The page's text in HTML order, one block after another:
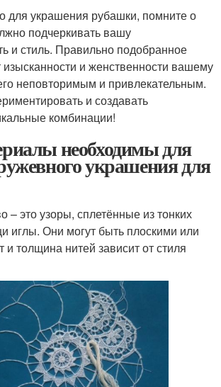
для украшения рубашки, помните о
подчеркивать вашу
и стиль. Правильно подобранное
и женственности вашему
неповторимым и привлекательным.
и создавать
комбинации!
необходимы для
украшения для
– это узоры, сплетённые из тонких
иглы. Они могут быть плоскими или
толщина нитей зависит от стиля